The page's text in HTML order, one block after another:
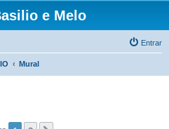
e Melo
Entrar
Mural